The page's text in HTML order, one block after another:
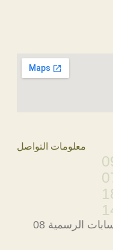
معلومات التواصل